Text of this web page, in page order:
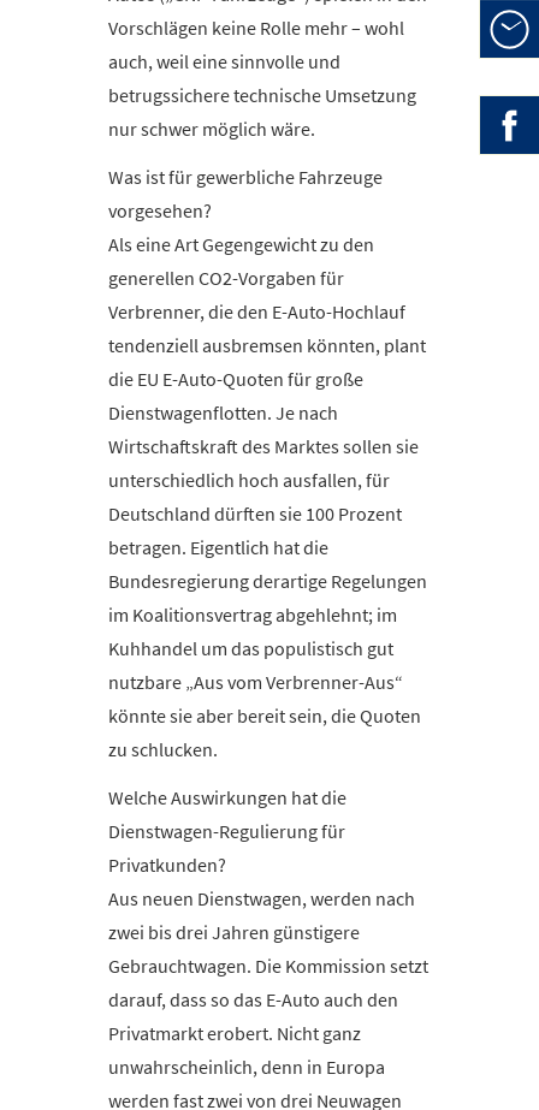
»
Vorschlägen keine Rolle mehr – wohl
auch, weil eine sinnvolle und
betrugssichere technische Umsetzung
nur schwer möglich wäre.
Was ist für gewerbliche Fahrzeuge
vorgesehen?
Als eine Art Gegengewicht zu den
generellen CO2-Vorgaben für
Verbrenner, die den E-Auto-Hochlauf
tendenziell ausbremsen könnten, plant
die EU E-Auto-Quoten für große
Dienstwagenflotten. Je nach
Wirtschaftskraft des Marktes sollen sie
unterschiedlich hoch ausfallen, für
Deutschland dürften sie 100 Prozent
betragen. Eigentlich hat die
Bundesregierung derartige Regelungen
im Koalitionsvertrag abgehlehnt; im
Kuhhandel um das populistisch gut
nutzbare „Aus vom Verbrenner-Aus“
könnte sie aber bereit sein, die Quoten
zu schlucken.
Welche Auswirkungen hat die
Dienstwagen-Regulierung für
Privatkunden?
Aus neuen Dienstwagen, werden nach
zwei bis drei Jahren günstigere
Gebrauchtwagen. Die Kommission setzt
darauf, dass so das E-Auto auch den
Privatmarkt erobert. Nicht ganz
unwahrscheinlich, denn in Europa
werden fast zwei von drei Neuwagen